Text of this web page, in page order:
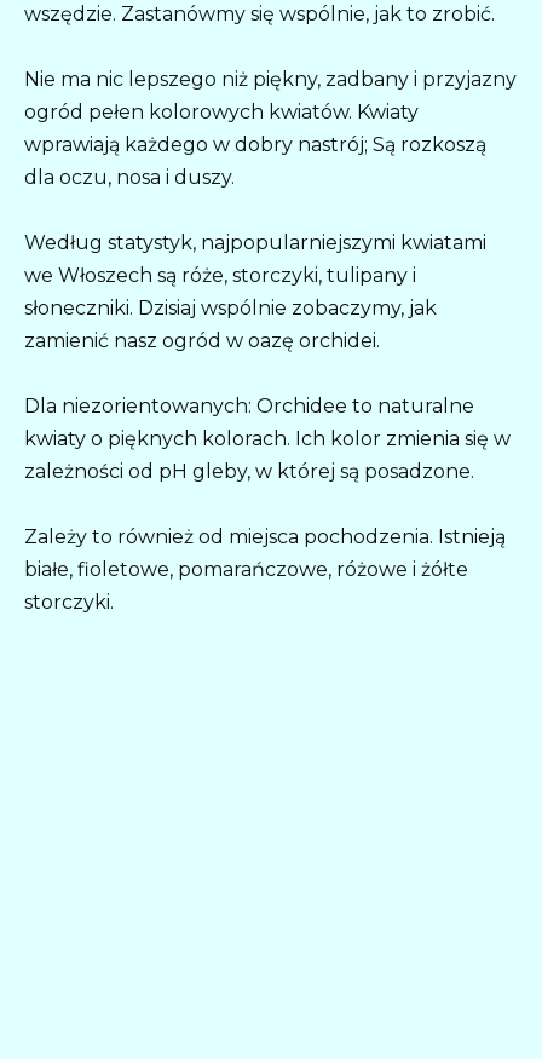
wszędzie. Zastanówmy się wspólnie, jak to zrobić.
Nie ma nic lepszego niż piękny, zadbany i przyjazny
ogród pełen kolorowych kwiatów. Kwiaty
wprawiają każdego w dobry nastrój; Są rozkoszą
dla oczu, nosa i duszy.
Według statystyk, najpopularniejszymi kwiatami
we Włoszech są róże, storczyki, tulipany i
słoneczniki. Dzisiaj wspólnie zobaczymy, jak
zamienić nasz ogród w oazę orchidei.
Dla niezorientowanych: Orchidee to naturalne
kwiaty o pięknych kolorach. Ich kolor zmienia się w
zależności od pH gleby, w której są posadzone.
Zależy to również od miejsca pochodzenia. Istnieją
białe, fioletowe, pomarańczowe, różowe i żółte
storczyki.